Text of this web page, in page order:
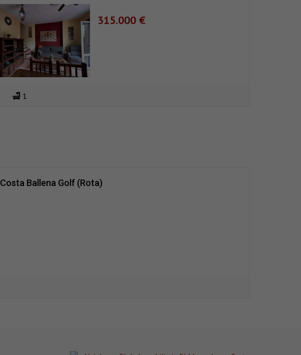
315.000 €
1
Ballena Golf (Rota)